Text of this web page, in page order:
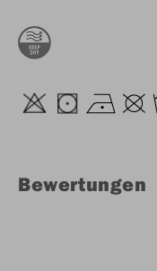
Bewertungen